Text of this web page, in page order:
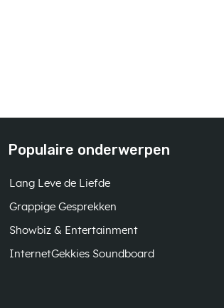
Populaire onderwerpen
Lang Leve de Liefde
Grappige Gesprekken
Showbiz & Entertainment
InternetGekkies Soundboard